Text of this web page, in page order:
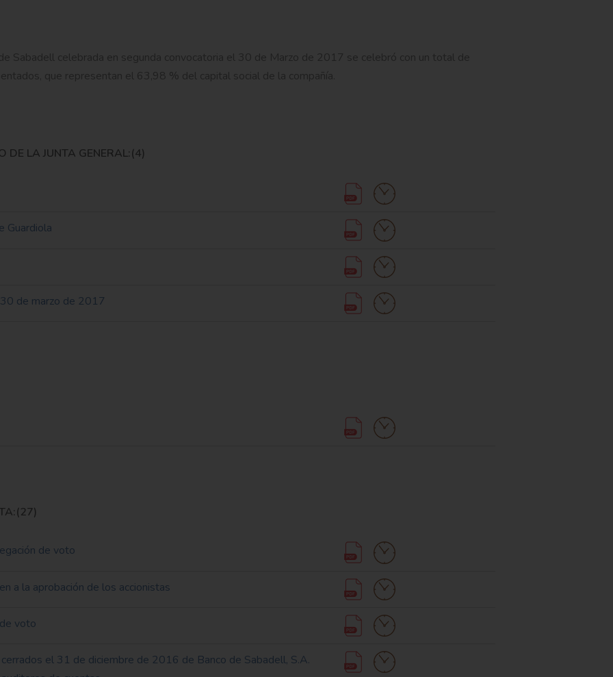
DE LA JUNTA GENERAL:(4)
Guardiola
de marzo de 2017
de voto
a la aprobación de los accionistas
voto
el 31 de diciembre de 2016 de Banco de Sabadell, S.A.